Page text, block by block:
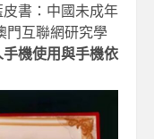
書：中國未成年
門互聯網研究學
手機使用與手機依